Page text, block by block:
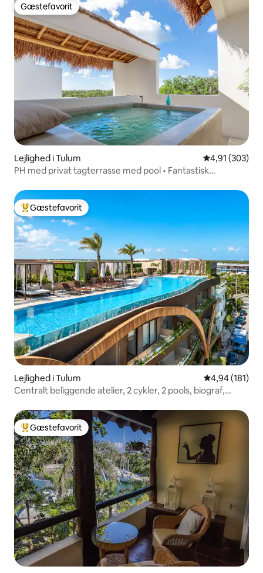
Gæstefavorit
Gæstefavorit
Lejlighed i Tulum 4,91 ud af 5 i
4,91 (303)
PH med privat tagterrasse med pool • Fantastisk
Bedste gæstefavorit
Gæstefavorit
Lejlighed i Tulum 4,94 ud af 5 i
4,94 (181)
Centralt beliggende atelier, 2 cykler, 2 pools, biograf,
Bedste gæstefavorit
Gæstefavorit